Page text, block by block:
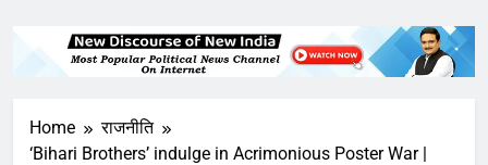
Home
राजनीति
‘Bihari Brothers’ indulge in Acrimonious Poster War |